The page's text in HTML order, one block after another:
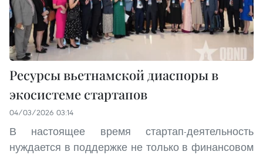
Ресурсы вьетнамской диаспоры в
экосистеме стартапов
04/03/2026 03:14
В настоящее время стартап-деятельность
нуждается в поддержке не только в финансовом